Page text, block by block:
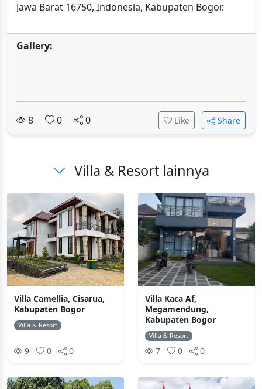
Jawa Barat 16750, Indonesia, Kabupaten Bogor.
Gallery:
8 0 0 Like Share
Villa & Resort lainnya
Villa Camellia, Cisarua,
Kabupaten Bogor
Villa & Resort
9 0 0
Villa Kaca Af,
Megamendung,
Kabupaten Bogor
Villa & Resort
7 0 0